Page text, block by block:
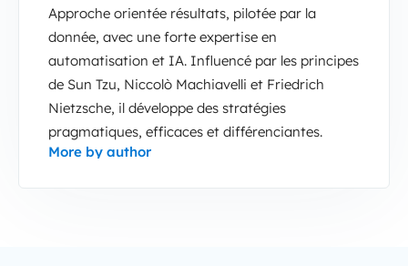
Approche orientée résultats, pilotée par la
donnée, avec une forte expertise en
automatisation et IA. Influencé par les principes
de Sun Tzu, Niccolò Machiavelli et Friedrich
Nietzsche, il développe des stratégies
pragmatiques, efficaces et différenciantes.
More by author